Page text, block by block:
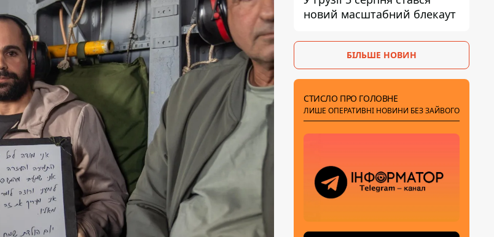
новий масштабний блекаут
БІЛЬШЕ НОВИН
СТИСЛО ПРО ГОЛОВНЕ
ЛИШЕ ОПЕРАТИВНІ НОВИНИ БЕЗ ЗАЙВОГО